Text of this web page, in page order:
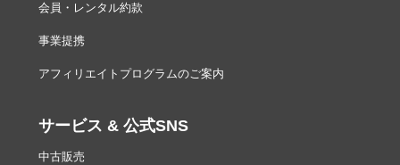
会員・レンタル約款
事業提携
アフィリエイトプログラムのご案内
サービス & 公式SNS
中古販売